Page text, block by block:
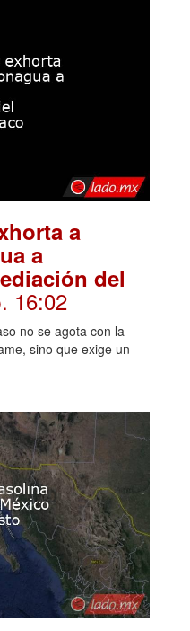
a
a
del
. 16:02
no se agota con la
sino que exige un